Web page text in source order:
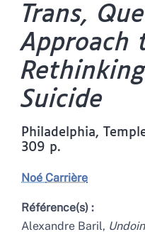
Trans,
Approach
Suicide
Philadelphia,
309 p.
Noé Carrière
Référence(s) :
Alexandre Baril,